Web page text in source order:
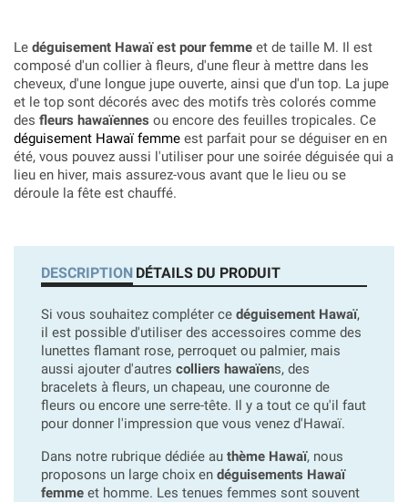
Le déguisement Hawaï est pour femme et de taille M. Il est
composé d'un collier à fleurs, d'une fleur à mettre dans les
cheveux, d'une longue jupe ouverte, ainsi que d'un top. La jupe
et le top sont décorés avec des motifs très colorés comme
des fleurs hawaïennes ou encore des feuilles tropicales. Ce
déguisement Hawaï femme est parfait pour se déguiser en en
été, vous pouvez aussi l'utiliser pour une soirée déguisée qui a
lieu en hiver, mais assurez-vous avant que le lieu ou se
déroule la fête est chauffé.
DESCRIPTION DÉTAILS DU PRODUIT
Si vous souhaitez compléter ce déguisement Hawaï,
il est possible d'utiliser des accessoires comme des
lunettes flamant rose, perroquet ou palmier, mais
aussi ajouter d'autres colliers hawaïens, des
bracelets à fleurs, un chapeau, une couronne de
fleurs ou encore une serre-tête. Il y a tout ce qu'il faut
pour donner l'impression que vous venez d'Hawaï.
Dans notre rubrique dédiée au thème Hawaï, nous
proposons un large choix en déguisements Hawaï
femme et homme. Les tenues femmes sont souvent